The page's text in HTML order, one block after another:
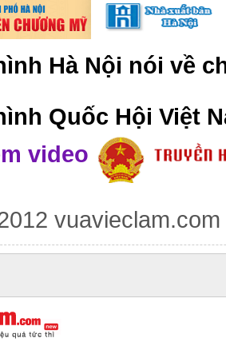
Hà Nội nói về
Quốc Hội Việt
video
vuavieclam.com